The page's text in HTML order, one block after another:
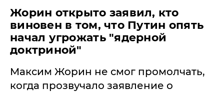
Жорин открыто заявил, кто
виновен в том, что Путин опять
начал угрожать "ядерной
доктриной"
Максим Жорин не смог промолчать,
когда прозвучало заявление о